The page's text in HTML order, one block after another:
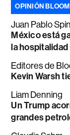
OPINIÓN
Juan Pablo
México está
la hospitalidad
Editores de
Kevin Warsh
Liam Denning
Un Trump
grandes